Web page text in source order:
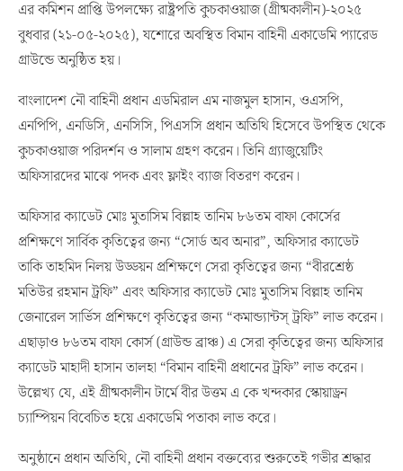
এর কমিশন প্রাপ্তি উপলক্ষ্যে রাষ্ট্রপতি কুচকাওয়াজ (গ্রীষ্মকালীন)-২০২৫
বুধবার (২১-০৫-২০২৫), যশোরে অবস্থিত বিমান বাহিনী একাডেমি প্যারেড
গ্রাউন্ডে অনুষ্ঠিত হয়।
বাংলাদেশ নৌ বাহিনী প্রধান এডমিরাল এম নাজমুল হাসান, ওএসপি,
এনপিপি, এনডিসি, এনসিসি, পিএসসি প্রধান অতিথি হিসেবে উপস্থিত থেকে
কুচকাওয়াজ পরিদর্শন ও সালাম গ্রহণ করেন। তিনি গ্র্যাজুয়েটিং
অফিসারদের মাঝে পদক এবং ফ্লাইং ব্যাজ বিতরণ করেন।
অফিসার ক্যাডেট মোঃ মুতাসিম বিল্লাহ তানিম ৮৬তম বাফা কোর্সের
প্রশিক্ষণে সার্বিক কৃতিত্বের জন্য “সোর্ড অব অনার”, অফিসার ক্যাডেট
তাকি তাহমিদ নিলয় উড্ডয়ন প্রশিক্ষণে সেরা কৃতিত্বের জন্য “বীরশ্রেষ্ঠ
মতিউর রহমান ট্রফি” এবং অফিসার ক্যাডেট মোঃ মুতাসিম বিল্লাহ তানিম
জেনারেল সার্ভিস প্রশিক্ষণে কৃতিত্বের জন্য “কমান্ড্যান্টস্ ট্রফি” লাভ করেন।
এছাড়াও ৮৬তম বাফা কোর্স (গ্রাউন্ড ব্রাঞ্চ) এ সেরা কৃতিত্বের জন্য অফিসার
ক্যাডেট মাহাদী হাসান তালহা “বিমান বাহিনী প্রধানের ট্রফি” লাভ করেন।
উল্লেখ্য যে, এই গ্রীষ্মকালীন টার্মে বীর উত্তম এ কে খন্দকার স্কোয়াড্রন
চ্যাম্পিয়ন বিবেচিত হয়ে একাডেমি পতাকা লাভ করে।
অনুষ্ঠানে প্রধান অতিথি, নৌ বাহিনী প্রধান বক্তব্যের শুরুতেই গভীর শ্রদ্ধার